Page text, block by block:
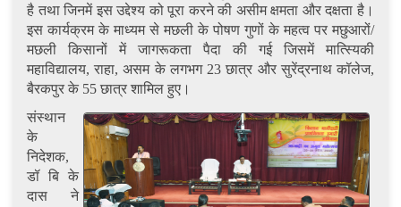
है तथा जिनमें इस उद्देश्य को पूरा करने की असीम क्षमता और दक्षता है।
इस कार्यक्रम के माध्यम से मछली के पोषण गुणों के महत्व पर मछुआरों/
मछली किसानों में जागरूकता पैदा की गई जिसमें मात्स्यिकी
महाविद्यालय, राहा, असम के लगभग 23 छात्र और सुरेंद्रनाथ कॉलेज,
बैरकपुर के 55 छात्र शामिल हुए।
संस्थान
के
निदेशक,
डॉ बि के
दास ने